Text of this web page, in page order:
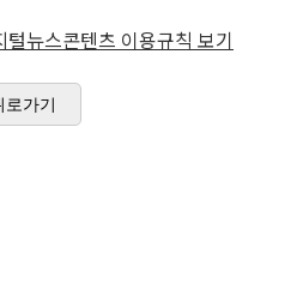
털뉴스콘텐츠 이용규칙 보기
로가기